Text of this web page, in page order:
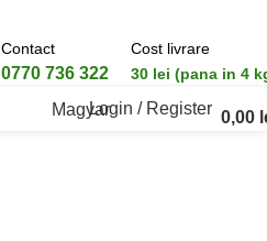
Contact
0770 736 322
Cost livrare
30 lei (pana in 4
MagyarLogin / Register 0,00